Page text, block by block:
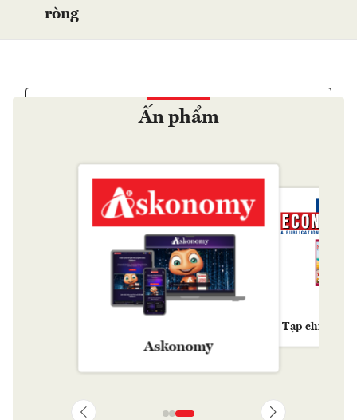
ròng
Ấn phẩm
Askonomy
Tạp chí Kinh